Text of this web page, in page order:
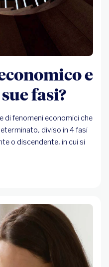
e
fasi?
di fenomeni economici che
diviso in 4 fasi
o discendente, in cui si